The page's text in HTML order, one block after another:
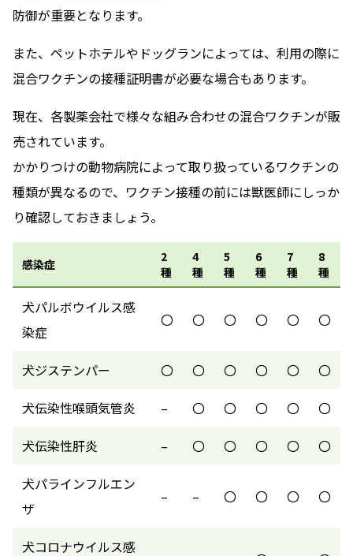
防御が重要となります。
また、ペットホテルやドッグランによっては、利用の際に
混合ワクチンの接種証明書が必要な場合もあります。
現在、各製薬会社で様々な組み合わせの混合ワクチンが販
売されています。
かかりつけの動物病院によって取り扱っているワクチンの
種類が異なるので、ワクチン接種の前には獣医師にしっか
り確認しておきましょう。
感染症
2
種
4
種
5
種
6
種
7
種
8
種
犬パルボウイルス感
染症
〇 〇 〇 〇 〇 〇
犬ジステンパー 〇 〇 〇 〇 〇
〇
犬伝染性喉頭気管炎
– 〇 〇 〇 〇
〇
犬伝染性肝炎
– 〇 〇 〇 〇
〇
犬パラインフルエン
ザ
– – 〇 〇 〇 〇
犬コロナウイルス感